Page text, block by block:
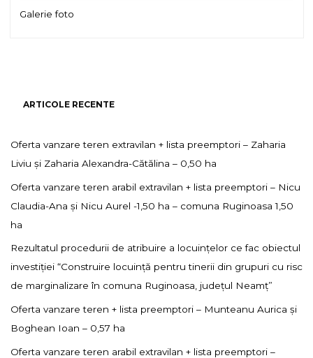
Galerie foto
ARTICOLE RECENTE
Oferta vanzare teren extravilan + lista preemptori – Zaharia
Liviu și Zaharia Alexandra-Cătălina – 0,50 ha
Oferta vanzare teren arabil extravilan + lista preemptori – Nicu
Claudia-Ana și Nicu Aurel -1,50 ha – comuna Ruginoasa 1,50
ha
Rezultatul procedurii de atribuire a locuințelor ce fac obiectul
investiției “Construire locuință pentru tinerii din grupuri cu risc
de marginalizare în comuna Ruginoasa, județul Neamț”
Oferta vanzare teren + lista preemptori – Munteanu Aurica și
Boghean Ioan – 0,57 ha
Oferta vanzare teren arabil extravilan + lista preemptori –